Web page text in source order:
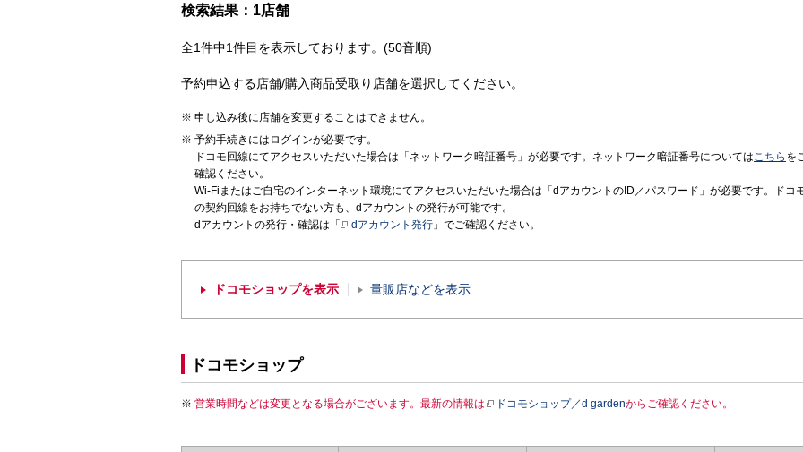
検索結果：1店舗
全1件中1件目を表示しております。(50音順)
予約申込する店舗/購入商品受取り店舗を選択してください。
申し込み後に店舗を変更することはできません。
予約手続きにはログインが必要です。
ドコモ回線にてアクセスいただいた場合は「ネットワーク暗証番号」が必要です。ネットワーク暗証番号についてはこちら を
確認ください。
Wi-Fiまたはご自宅のインターネット環境にてアクセスいただいた場合は「dアカウントのID／パスワード」が必要です。ドコ
の契約回線をお持ちでない方も、dアカウントの発行が可能です。
dアカウントの発行・確認は「
dアカウント発行 」でご確認ください。
ドコモショップを表示 量販店などを表示
ドコモショップ
営業時間などは変更となる場合がございます。最新の情報は ドコモショップ／d gardenからご確認ください。